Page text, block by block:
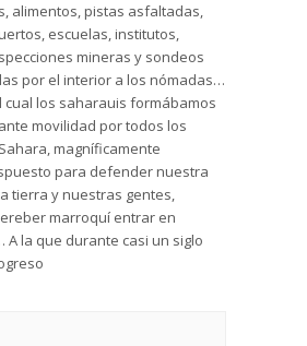
alimentos, pistas asfaltadas,
escuelas, institutos,
mineras y sondeos
por el interior a los nómadas…
cual los saharauis formábamos
movilidad por todos los
magníficamente
para defender nuestra
tierra y nuestras gentes,
marroquí entrar en
la que durante casi un siglo